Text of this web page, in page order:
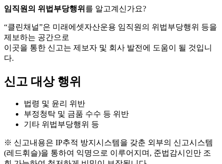
임직원의 위법부당행위 를 알고계신가요?
“클린채널”은 미래에셋자산운용 임직원의 위법부당행위 등을
제보하는 공간으로
이곳을 통한 신고는 제보자 및 회사 발전에 도움이 될 것입니
다.
신고 대상 행위
법령 및 윤리 위반
부정청탁 및 금품 수수 등 위반
기타 위법부당행위 등
※ 신고내용은 IP추적 방지시스템을 갖춘 외부의 신고시스템
(레드휘슬)을 통하여 익명으로 이루어지며, 준법감시인만 조